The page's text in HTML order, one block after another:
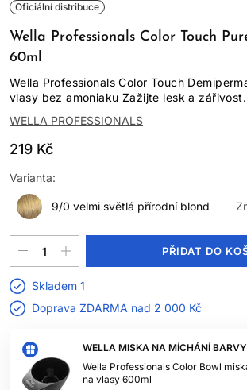
Oficiální distribuce
Wella Professionals Color Touch
60ml
Wella Professionals Color Touch
vlasy bez amoniaku Zažijte lesk a
WELLA PROFESSIONALS
219 Kč
WELLA MISKA NA MÍCHÁNÍ
Wella Professionals Color Bowl
na vlasy 600ml
Varianta:
9/0 velmi světlá přírodní blond
PŘIDAT DO
Skladem 1
Doprava ZDARMA nad 2 000 Kč